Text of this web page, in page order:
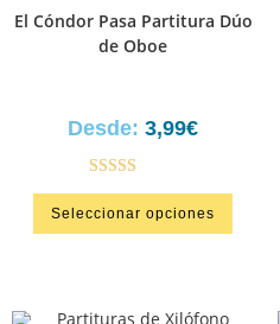
El Cóndor Pasa Partitura Dúo
de Oboe
Desde: 3,99€
Valorado en
5.00de 5
Seleccionar opciones